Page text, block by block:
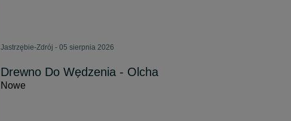
Jastrzębie-Zdrój - 05 sierpnia 2026
Drewno Do Wędzenia - Olcha
Nowe